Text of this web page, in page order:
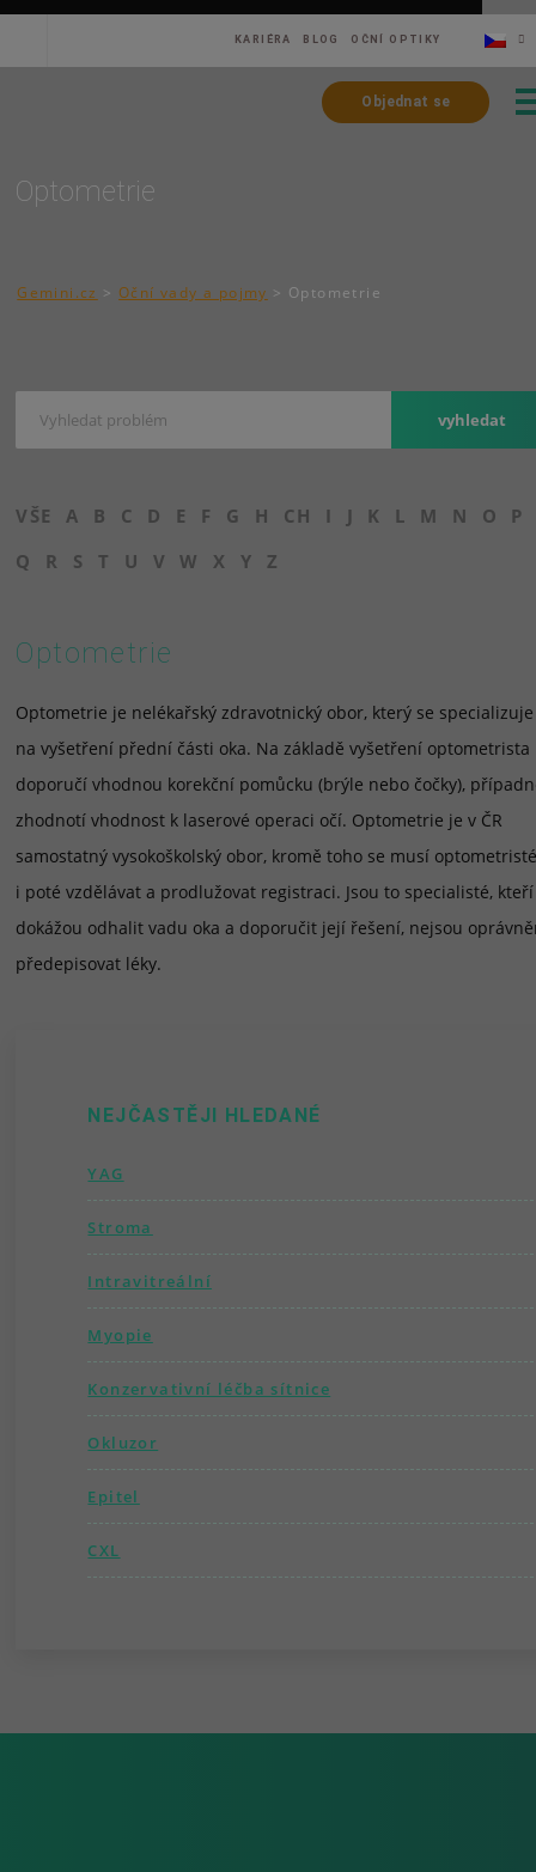
KARIÉRA BLOG OČNÍ OPTIKY
Objednat se
Optometrie
Gemini.cz > Oční vady a pojmy > Optometrie
VŠE A B C D E F G H CH I J K L M N O
P
Q
R S T U V W X Y Z
Optometrie
Optometrie je nelékařský zdravotnický obor, který se specializuje
na vyšetření přední části oka. Na základě vyšetření optometrista
doporučí vhodnou korekční pomůcku (brýle nebo čočky),
zhodnotí vhodnost k laserové operaci očí. Optometrie je v ČR
samostatný vysokoškolský obor, kromě toho se musí
i poté vzdělávat a prodlužovat registraci. Jsou to specialisté, kteří
dokážou odhalit vadu oka a doporučit její řešení, nejsou
předepisovat léky.
NEJČASTĚJI HLEDANÉ
YAG
Stroma
Intravitreální
Myopie
Konzervativní léčba sítnice
Okluzor
Epitel
CXL